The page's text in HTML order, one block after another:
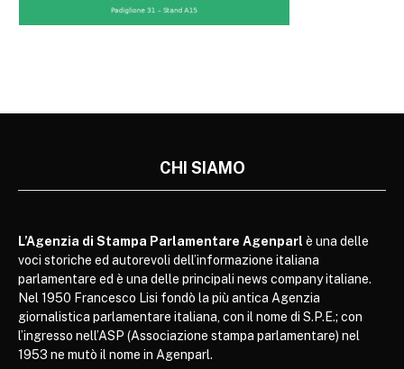
CHI SIAMO
L’Agenzia di Stampa Parlamentare Agenparl è una delle
voci storiche ed autorevoli dell’informazione italiana
parlamentare ed è una delle principali news company italiane.
Nel 1950 Francesco Lisi fondò la più antica Agenzia
giornalistica parlamentare italiana, con il nome di S.P.E.; con
l’ingresso nell’ASP (Associazione stampa parlamentare) nel
1953 ne mutò il nome in Agenparl.